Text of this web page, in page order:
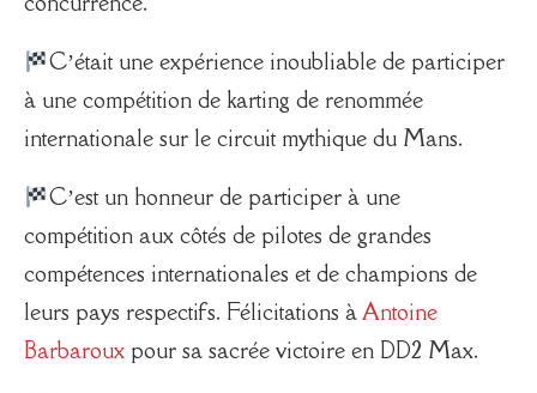
C’était une expérience inoubliable de participer
à une compétition de karting de renommée
internationale sur le circuit mythique du Mans.
C’est un honneur de participer à une
compétition aux côtés de pilotes de grandes
compétences internationales et de champions de
leurs pays respectifs. Félicitations àAntoine
Barbaroux pour sa sacrée victoire en DD2 Max.